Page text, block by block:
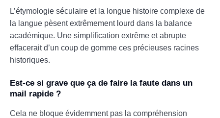
L’étymologie séculaire et la longue histoire complexe de
la langue pèsent extrêmement lourd dans la balance
académique. Une simplification extrême et abrupte
effacerait d’un coup de gomme ces précieuses racines
historiques.
Est-ce si grave que ça de faire la faute dans un
mail rapide ?
Cela ne bloque évidemment pas la compréhension